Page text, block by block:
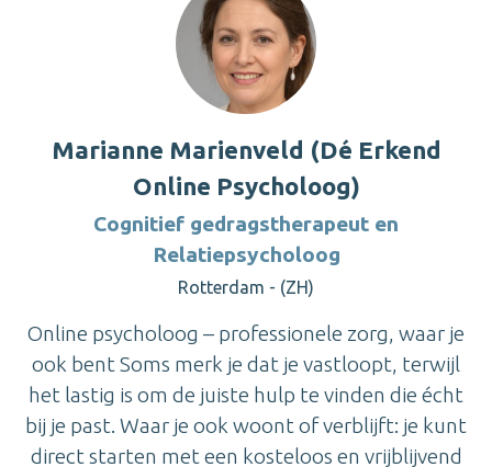
Marianne Marienveld (Dé Erkend
Online Psycholoog)
Cognitief gedragstherapeut en
Relatiepsycholoog
Rotterdam - (ZH)
Online psycholoog – professionele zorg, waar je
ook bent Soms merk je dat je vastloopt, terwijl
het lastig is om de juiste hulp te vinden die écht
bij je past. Waar je ook woont of verblijft: je kunt
direct starten met een kosteloos en vrijblijvend